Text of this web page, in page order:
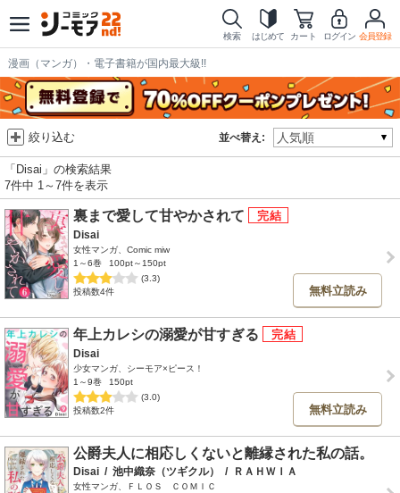
検索 はじめて カート ログイン 会員登録
漫画（マンガ）・電子書籍が国内最大級!!
並べ替え:
絞り込む
「Disai」の検索結果
7件中 1～7件を表示
裏まで愛して甘やかされて
Disai
女性マンガ、Comic miw
1～6巻
100pt～150pt
(3.3)
投稿数4件
無料立読み
年上カレシの溺愛が甘すぎる
Disai
少女マンガ、シーモア×ピース！
1～9巻
150pt
(3.0)
投稿数2件
無料立読み
公爵夫人に相応しくないと離縁された私の話。
Disai / 池中織奈（ツギクル） / ＲＡＨＷＩＡ
女性マンガ、ＦＬＯＳ ＣＯＭＩＣ